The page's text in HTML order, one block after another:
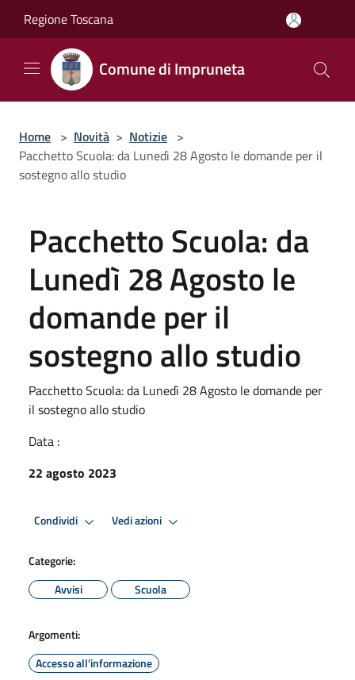
Regione Toscana
Comune di Impruneta
Home > Novità > Notizie >
Pacchetto Scuola: da Lunedì 28 Agosto le domande per il
sostegno allo studio
Pacchetto Scuola: da
Lunedì 28 Agosto le
domande per il
sostegno allo studio
Pacchetto Scuola: da Lunedì 28 Agosto le domande per
il sostegno allo studio
Data :
22 agosto 2023
Condividi Vedi azioni
Categorie:
Avvisi
Scuola
Argomenti:
Accesso all'informazione